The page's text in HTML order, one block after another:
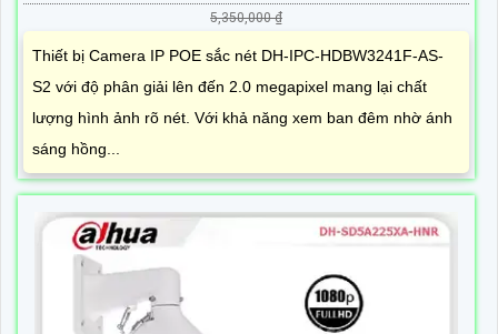
5,350,000 ₫
Thiết bị Camera IP POE sắc nét DH-IPC-HDBW3241F-AS-
S2 với độ phân giải lên đến 2.0 megapixel mang lại chất
lượng hình ảnh rõ nét. Với khả năng xem ban đêm nhờ ánh
sáng hồng...